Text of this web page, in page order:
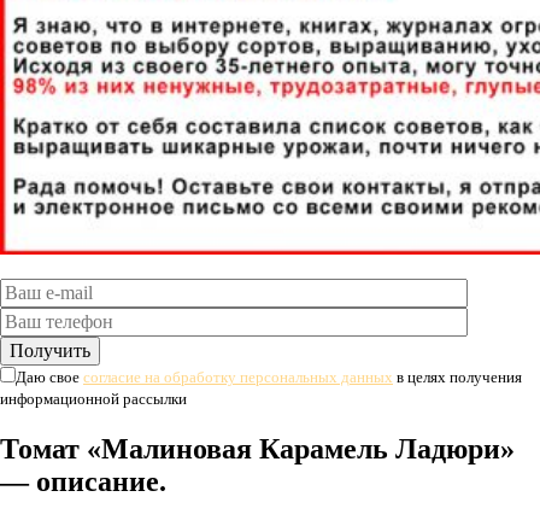
Даю свое согласие на обработку персональных данных в целях получения
информационной рассылки
Томат «Малиновая Карамель Ладюри»
— описание.